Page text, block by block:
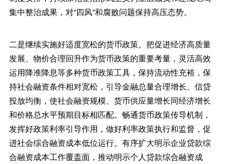
集中整治成果，对“四风”和腐败问题保持高压态势。
二是继续实施好适度宽松的货币政策。把促进经济高质量
发展、物价合理回升作为货币政策的重要考量，灵活高效
运用降准降息等多种货币政策工具，保持流动性充裕，保
持社会融资条件相对宽松，引导金融总量合理增长、信贷
投放均衡，使社会融资规模、货币供应量增长同经济增长
和价格总水平预期目标相匹配。畅通货币政策传导机制，
发挥好政策利率引导作用，做好利率政策执行和监督，促
进社会综合融资成本低位运行。有序扩大明示企业贷款综
合融资成本工作覆盖面，推动明示个人贷款综合融资成